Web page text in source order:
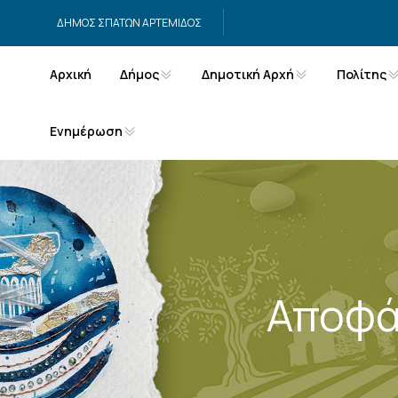
ΔΗΜΟΣ ΣΠΑΤΩΝ ΑΡΤΕΜΙΔΟΣ
Αρχική Δήμος Δημοτική Αρχή Πολίτης
Ενημέρωση